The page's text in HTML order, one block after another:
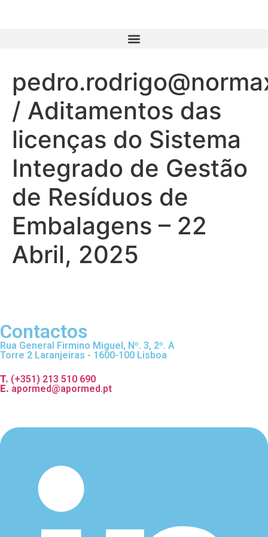
/ Aditamentos das
licenças do Sistema
Integrado de Gestão
de Resíduos de
Embalagens – 22
Abril, 2025
Contactos
Rua General Firmino Miguel, Nº. 3, 2º. A
Torre 2 Laranjeiras - 1600-100 Lisboa
T. (+351) 213 510 690
E. apormed@apormed.pt